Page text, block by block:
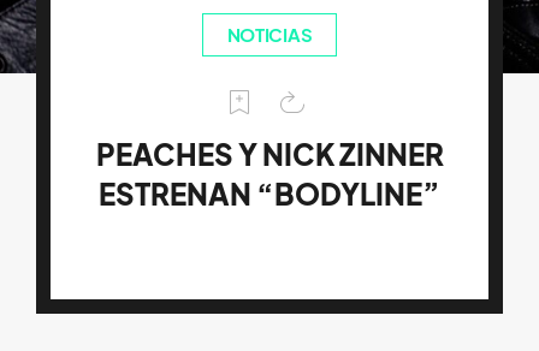
NOTICIAS
PEACHES Y NICK ZINNER
ESTRENAN “BODYLINE”